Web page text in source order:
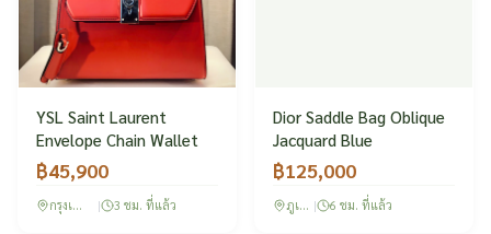
YSL Saint Laurent
Envelope Chain Wallet
฿45,900
กรุงเทพฯ | 3 ชม. ที่แล้ว
Dior Saddle Bag Oblique
Jacquard Blue
฿125,000
ภูเก็ต | 6 ชม. ที่แล้ว